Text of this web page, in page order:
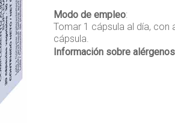
Modo de empleo:
Tomar 1 cápsula al día, con
cápsula.
Información sobre alérgenos